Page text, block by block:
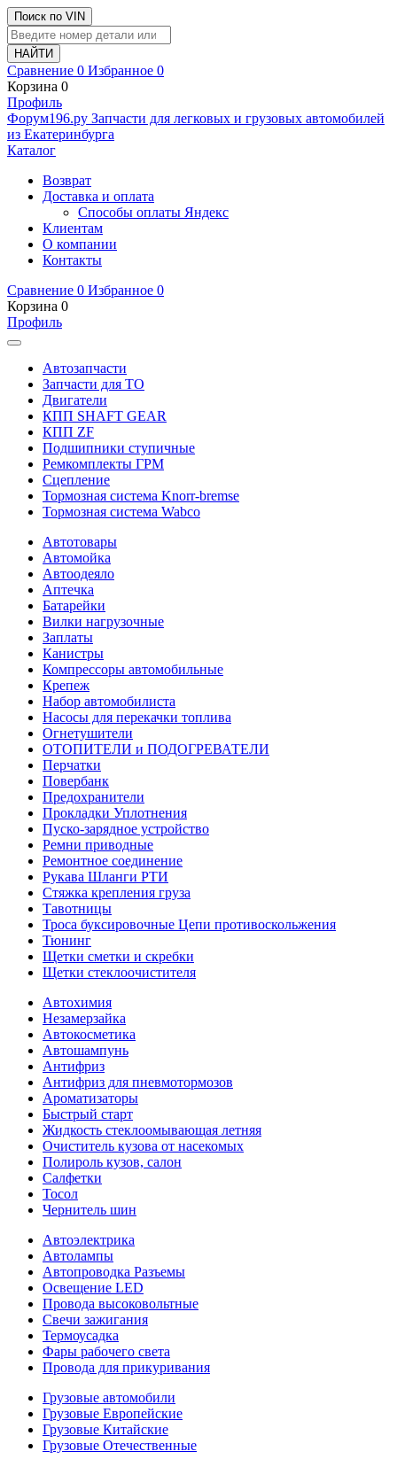
Поиск по VIN
Сравнение 0 Избранное 0
Корзина 0
Профиль
Фoрум196.ру Запчасти для легковых и грузовых автомобилей
из Екатеринбурга
Каталог
Возврат
Доставка и оплата
Способы оплаты Яндекс
Клиентам
О компании
Контакты
Сравнение 0 Избранное 0
Корзина 0
Профиль
Автозапчасти
Запчасти для ТО
Двигатели
КПП SHAFT GEAR
КПП ZF
Подшипники ступичные
Ремкомплекты ГРМ
Сцепление
Тормозная система Knorr-bremse
Тормозная система Wabco
Автотовары
Автомойка
Автоодеяло
Аптечка
Батарейки
Вилки нагрузочные
Заплаты
Канистры
Компрессоры автомобильные
Крепеж
Набор автомобилиста
Насосы для перекачки топлива
Огнетушители
ОТОПИТЕЛИ и ПОДОГРЕВАТЕЛИ
Перчатки
Повербанк
Предохранители
Прокладки Уплотнения
Пуско-зарядное устройство
Ремни приводные
Ремонтное соединение
Рукава Шланги РТИ
Стяжка крепления груза
Тавотницы
Троса буксировочные Цепи противоскольжения
Тюнинг
Щетки сметки и скребки
Щетки стеклоочистителя
Автохимия
Незамерзайка
Автокосметика
Автошампунь
Антифриз
Антифриз для пневмотормозов
Ароматизаторы
Быстрый старт
Жидкость стеклоомывающая летняя
Очиститель кузова от насекомых
Полироль кузов, салон
Салфетки
Тосол
Чернитель шин
Автоэлектрика
Автолампы
Автопроводка Разъемы
Освещение LED
Провода высоковольтные
Свечи зажигания
Термоусадка
Фары рабочего света
Провода для прикуривания
Грузовые автомобили
Грузовые Европейские
Грузовые Китайские
Грузовые Отечественные